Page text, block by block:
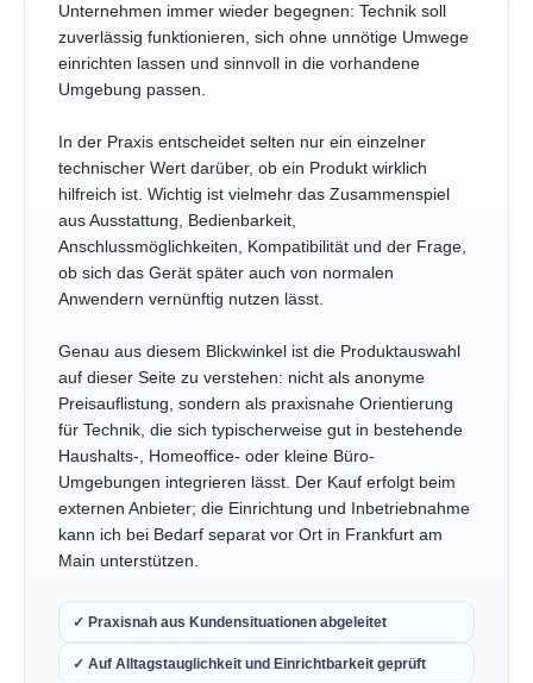
Unternehmen immer wieder begegnen: Technik soll
zuverlässig funktionieren, sich ohne unnötige Umwege
einrichten lassen und sinnvoll in die vorhandene
Umgebung passen.
In der Praxis entscheidet selten nur ein einzelner
technischer Wert darüber, ob ein Produkt wirklich
hilfreich ist. Wichtig ist vielmehr das Zusammenspiel
aus Ausstattung, Bedienbarkeit,
Anschlussmöglichkeiten, Kompatibilität und der Frage,
ob sich das Gerät später auch von normalen
Anwendern vernünftig nutzen lässt.
Genau aus diesem Blickwinkel ist die Produktauswahl
auf dieser Seite zu verstehen: nicht als anonyme
Preisauflistung, sondern als praxisnahe Orientierung
für Technik, die sich typischerweise gut in bestehende
Haushalts-, Homeoffice- oder kleine Büro-
Umgebungen integrieren lässt. Der Kauf erfolgt beim
externen Anbieter; die Einrichtung und Inbetriebnahme
kann ich bei Bedarf separat vor Ort in Frankfurt am
Main unterstützen.
✓ Praxisnah aus Kundensituationen abgeleitet
✓ Auf Alltagstauglichkeit und Einrichtbarkeit geprüft